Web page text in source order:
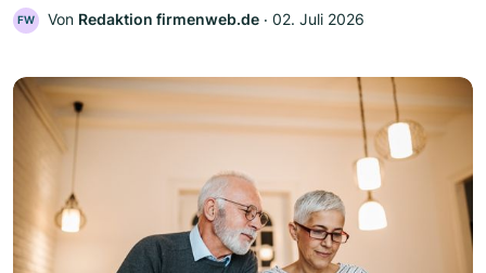
FW Von Redaktion firmenweb.de ‧ 02. Juli 2026